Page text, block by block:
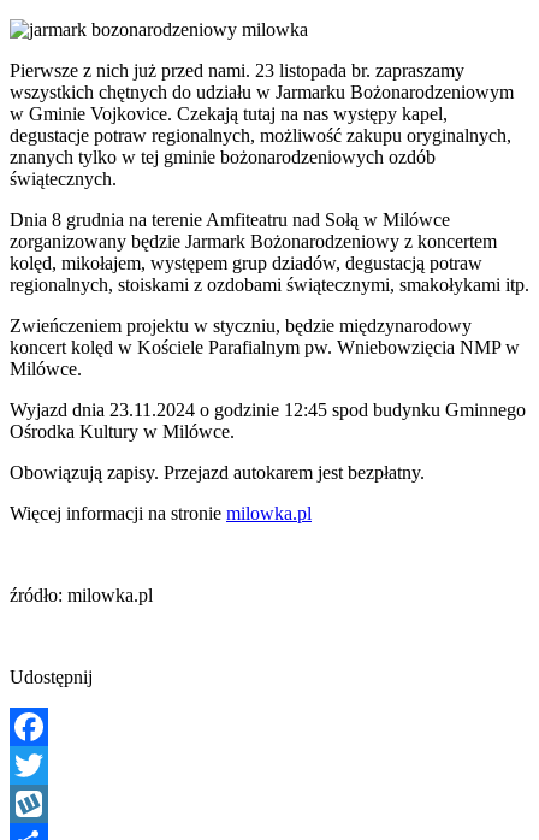
Pierwsze z nich już przed nami. 23 listopada br. zapraszamy
wszystkich chętnych do udziału w Jarmarku Bożonarodzeniowym
w Gminie Vojkovice. Czekają tutaj na nas występy kapel,
degustacje potraw regionalnych, możliwość zakupu oryginalnych,
znanych tylko w tej gminie bożonarodzeniowych ozdób
świątecznych.
Dnia 8 grudnia na terenie Amfiteatru nad Sołą w Milówce
zorganizowany będzie Jarmark Bożonarodzeniowy z koncertem
kolęd, mikołajem, występem grup dziadów, degustacją potraw
regionalnych, stoiskami z ozdobami świątecznymi, smakołykami itp.
Zwieńczeniem projektu w styczniu, będzie międzynarodowy
koncert kolęd w Kościele Parafialnym pw. Wniebowzięcia NMP w
Milówce.
Wyjazd dnia 23.11.2024 o godzinie 12:45 spod budynku Gminnego
Ośrodka Kultury w Milówce.
Obowiązują zapisy. Przejazd autokarem jest bezpłatny.
Więcej informacji na stronie milowka.pl
źródło: milowka.pl
Udostępnij
Facebook
Twitter